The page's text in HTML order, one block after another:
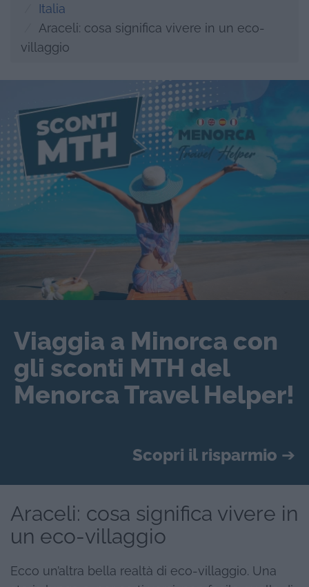
Italia
Araceli: cosa significa vivere in un eco-
villaggio
Viaggia a Minorca con
gli sconti MTH del
Menorca Travel Helper!
Scopri il risparmio ➔
Araceli: cosa significa vivere in
un eco-villaggio
Ecco un’altra bella realtà di eco-villaggio. Una